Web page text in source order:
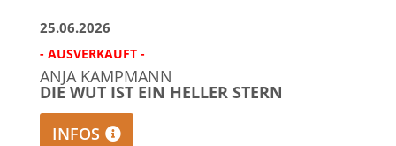
25.06.2026
- AUSVERKAUFT -
ANJA KAMPMANN
DIE WUT IST EIN HELLER STERN
INFOS